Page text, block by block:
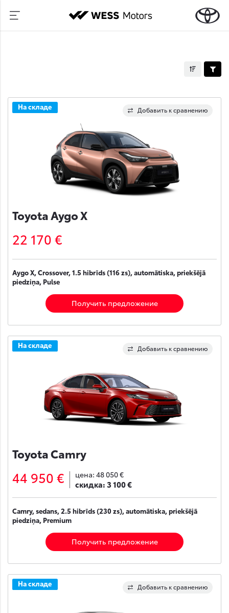
Добавить к сравнению
На складе
Toyota Aygo X
22 170 €
Aygo X, Crossover, 1.5 hibrīds (116 zs), automātiska, priekšējā
piedziņa, Pulse
Получить предложение
Добавить к сравнению
На складе
Toyota Camry
44 950 € цена: 48 050 €
скидка:3 100 €
Camry, sedans, 2.5 hibrīds (230 zs), automātiska, priekšējā
piedziņa, Premium
Получить предложение
Добавить к сравнению
На складе